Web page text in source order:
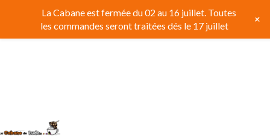
contenu
La Cabane est fermée du 02 au 16 juillet. Toutes
les commandes seront traitées dés le 17 juillet
+